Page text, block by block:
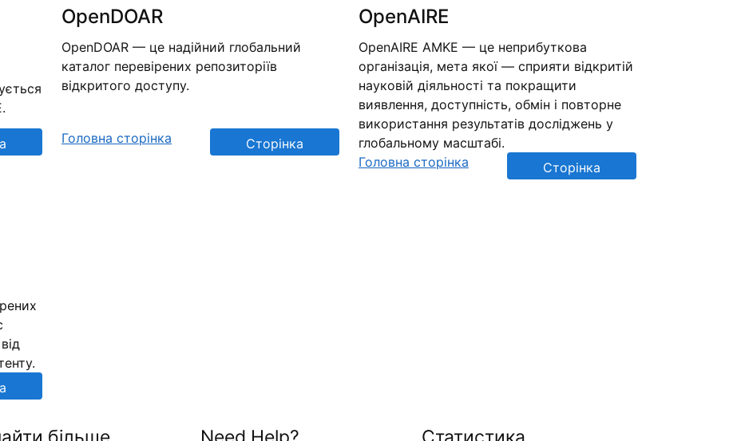
OpenDOAR
OpenDOAR — це надійний глобальний
каталог перевірених репозиторіїв
відкритого доступу.
Головна сторінка
Сторінка
OpenAIRE
OpenAIRE AMKE — це неприбуткова
організація, мета якої — сприяти відкритій
науковій діяльності та покращити
виявлення, доступність, обмін і повторне
використання результатів досліджень у
глобальному масштабі.
Головна сторінка
Сторінка